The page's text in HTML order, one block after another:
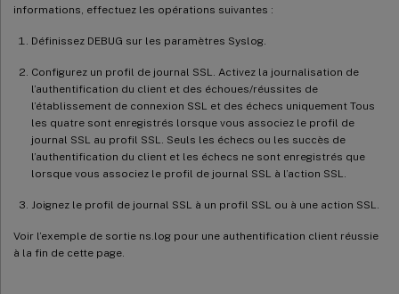
informations, effectuez les opérations suivantes :
Définissez DEBUG sur les paramètres Syslog.
Configurez un profil de journal SSL. Activez la journalisation de
l’authentification du client et des échoues/réussites de
l’établissement de connexion SSL et des échecs uniquement Tous
les quatre sont enregistrés lorsque vous associez le profil de
journal SSL au profil SSL. Seuls les échecs ou les succès de
l’authentification du client et les échecs ne sont enregistrés que
lorsque vous associez le profil de journal SSL à l’action SSL.
Joignez le profil de journal SSL à un profil SSL ou à une action SSL.
Voir l’exemple de sortie ns.log pour une authentification client réussie
à la fin de cette page.